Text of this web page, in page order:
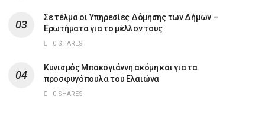
Σε τέλμα οι Υπηρεσίες Δόμησης των Δήμων –
Ερωτήματα για το μέλλον τους
0 SHARES
Κυνισμός Μπακογιάννη ακόμη και για τα
προσφυγόπουλα του Ελαιώνα
0 SHARES